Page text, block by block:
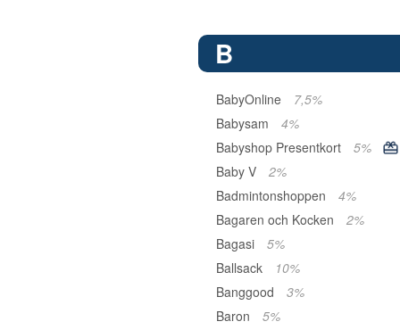
B
BabyOnline
7,5%
Babysam
4%
Babyshop Presentkort
5%
Baby V
2%
Badmintonshoppen
4%
Bagaren och Kocken
2%
Bagasi
5%
Ballsack
10%
Banggood
3%
Baron
5%